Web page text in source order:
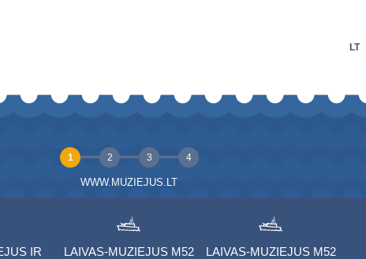
LT
1 2 3 4
WWW.MUZIEJUS.LT
IR
LAIVAS-MUZIEJUS M52
LAIVAS-MUZIEJUS M52